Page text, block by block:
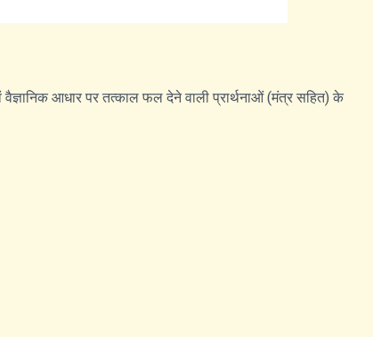
वैज्ञानिक आधार पर तत्काल फल देने वाली प्रार्थनाओं (मंत्र सहित) के